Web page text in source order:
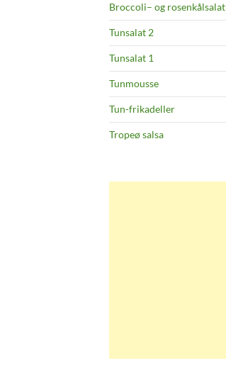
Broccoli– og rosenkålsalat
Tunsalat 2
Tunsalat 1
Tunmousse
Tun-frikadeller
Tropeø salsa